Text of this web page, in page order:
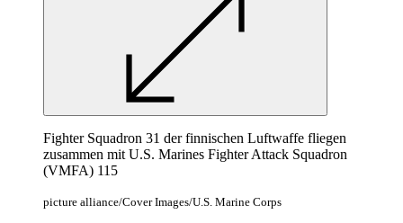
Fighter Squadron 31 der finnischen Luftwaffe fliegen
zusammen mit U.S. Marines Fighter Attack Squadron
(VMFA) 115
picture alliance/Cover Images/U.S. Marine Corps